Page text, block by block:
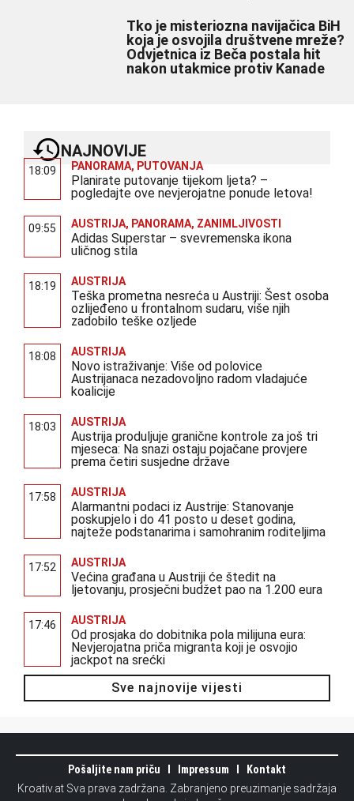
Tko je misteriozna navijačica BiH
koja je osvojila društvene mreže?
Odvjetnica iz Beča postala hit
nakon utakmice protiv Kanade
NAJNOVIJE
18:09 PANORAMA, PUTOVANJA
Planirate putovanje tijekom ljeta? –
pogledajte ove nevjerojatne ponude letova!
09:55 AUSTRIJA, PANORAMA, ZANIMLJIVOSTI
Adidas Superstar – svevremenska ikona
uličnog stila
18:19 AUSTRIJA
Teška prometna nesreća u Austriji: Šest osoba
ozlijeđeno u frontalnom sudaru, više njih
zadobilo teške ozljede
18:08 AUSTRIJA
Novo istraživanje: Više od polovice
Austrijanaca nezadovoljno radom vladajuće
koalicije
18:03 AUSTRIJA
Austrija produljuje granične kontrole za još tri
mjeseca: Na snazi ostaju pojačane provjere
prema četiri susjedne države
17:58 AUSTRIJA
Alarmantni podaci iz Austrije: Stanovanje
poskupjelo i do 41 posto u deset godina,
najteže podstanarima i samohranim roditeljima
17:52 AUSTRIJA
Većina građana u Austriji će štedit na
ljetovanju, prosječni budžet pao na 1.200 eura
17:46 AUSTRIJA
Od prosjaka do dobitnika pola milijuna eura:
Nevjerojatna priča migranta koji je osvojio
jackpot na srećki
Sve najnovije vijesti
Pošaljite nam priču Impressum
Kontakt
Kroativ.at Sva prava zadržana. Zabranjeno preuzimanje sadržaja